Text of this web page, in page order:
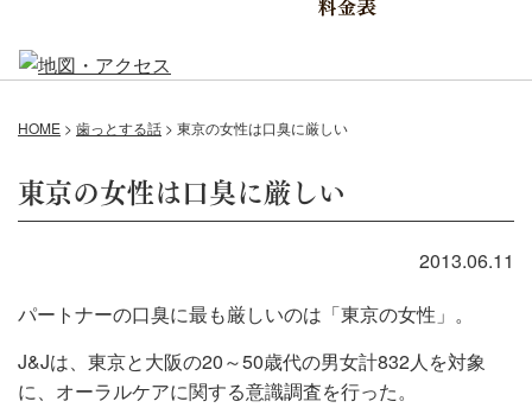
HOME > 歯っとする話 > 東京の女性は口臭に厳しい
東京の女性は口臭に厳しい
2013.06.11
パートナーの口臭に最も厳しいのは「東京の女性」。
J&Jは、東京と大阪の20～50歳代の男女計832人を対象
に、オーラルケアに関する意識調査を行った。